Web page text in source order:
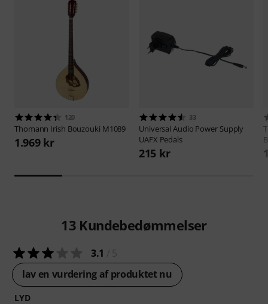
120
Thomann Irish Bouzouki M1089
1.969 kr
33
Universal Audio Power Supply
UAFX Pedals
215 kr
13 Kundebedømmelser
3.1
lav en vurdering af produktet nu
LYD